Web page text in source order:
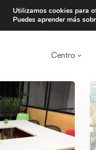
Trae a un
Centro
Utilizamos cookies para
Puedes aprender más